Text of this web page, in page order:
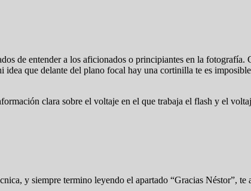
de entender a los aficionados o principiantes en la
idea que delante del plano focal hay una cortinilla te es
clara sobre el voltaje en el que trabaja el flash y el
y siempre termino leyendo el apartado “Gracias Néstor”,